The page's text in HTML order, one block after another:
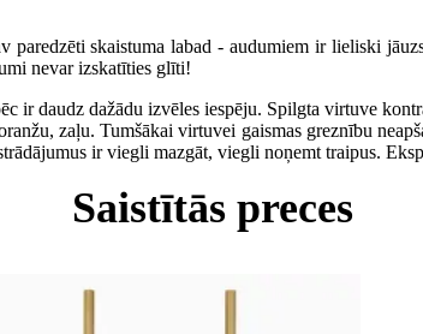
skaistuma labad - audumiem ir lieliski
nevar izskatīties glīti!
ir daudz dažādu izvēles iespēju. Spilgta virtuve
zaļu. Tumšākai virtuvei gaismas greznību
ir viegli mazgāt, viegli noņemt traipus.
Saistītās preces